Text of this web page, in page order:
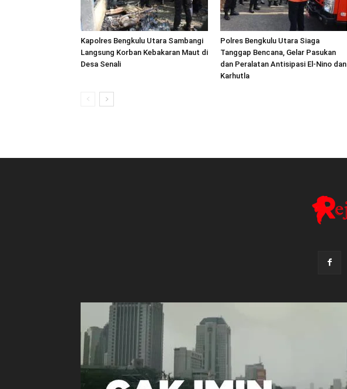
Kapolres Bengkulu Utara Sambangi
Langsung Korban Kebakaran Maut di
Desa Senali
Polres Bengkulu Utara Siaga
Tanggap Bencana, Gelar Pasukan
dan Peralatan Antisipasi El-Nino dan
Karhutla